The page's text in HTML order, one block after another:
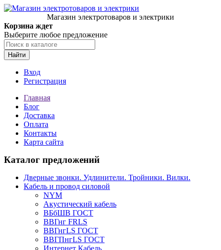
Магазин электротоваров и электрики
Корзина ждет
Выберите любое предложение
Найти
Вход
Регистрация
Главная
Блог
Доставка
Оплата
Контакты
Карта сайта
Каталог предложений
Дверные звонки. Удлинители. Тройники. Вилки.
Кабель и провод силовой
NYM
Акустический кабель
ВБбШВ ГОСТ
ВВГнг FRLS
ВВГнгLS ГОСТ
ВВГПнгLS ГОСТ
Интернет Кабель